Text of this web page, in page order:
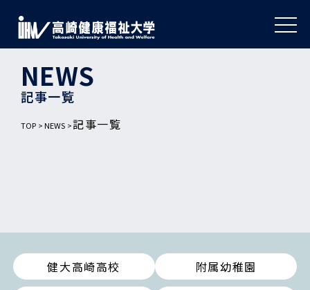
NEWS
記事一覧
TOP NEWS 記事一覧
健大高崎高校
附属幼稚園